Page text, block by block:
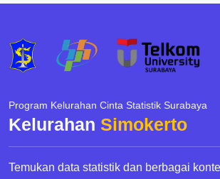
Program Kelurahan Cinta Statistik Surabaya
Kelurahan Simokerto
Temukan data statistik dan berbagai